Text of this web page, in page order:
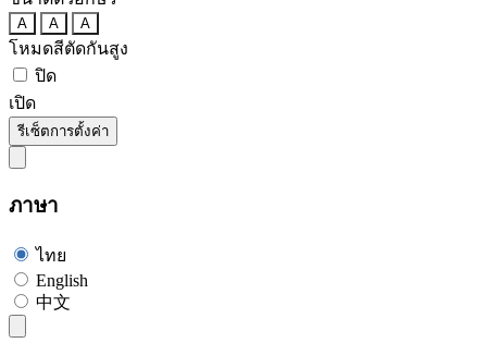
A A A
โหมดสีตัดกันสูง
ปิด
เปิด
รีเซ็ตการตั้งค่า
ภาษา
ไทย
English
中文